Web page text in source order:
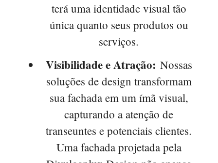
terá uma identidade visual tão
única quanto seus produtos ou
serviços.
Visibilidade e Atração: Nossas
soluções de design transformam
sua fachada em um ímã visual,
capturando a atenção de
transeuntes e potenciais clientes.
Uma fachada projetada pela